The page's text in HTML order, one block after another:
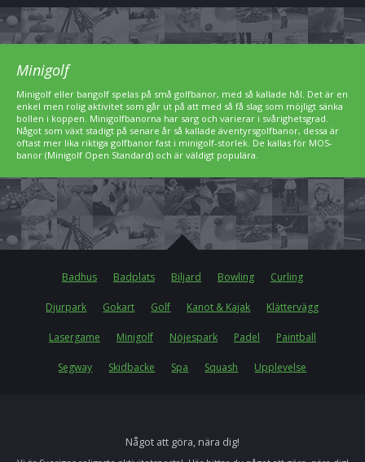
Minigolf
Minigolf eller bangolf spelas på små golfbanor, med så kallade hål. Det är en
enkel men rolig aktivitet som går ut på att med så få slag som möjligt sänka
bollen i koppen. Minigolfbanorna har sarg och varierar i svårighetsgrad.
Något som växt stadigt på senare år så kallade äventyrsgolfbanor, dessa är
oftast mer lika riktiga golfbanor fast i minigolf-storlek. De kallas för MOS-
banor (Minigolf Open Standard) och är väldigt populära.
Badhus Badplats Biljard Bowling Curling
Djurpark Gokart Golf Kanot & Kajak Klättervägg
Lasergame Minigolf Nöjespark Padel Paintball
Segway Skidbacke Spa Squash Upplevelse
Något att göra, nära dig!